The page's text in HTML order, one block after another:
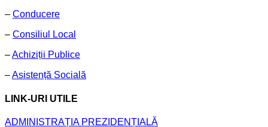
– Conducere
– Consiliul Local
–Achiziții Publice
–Asistență Socială
LINK-URI UTILE
ADMINISTRAȚIA PREZIDENȚIALĂ